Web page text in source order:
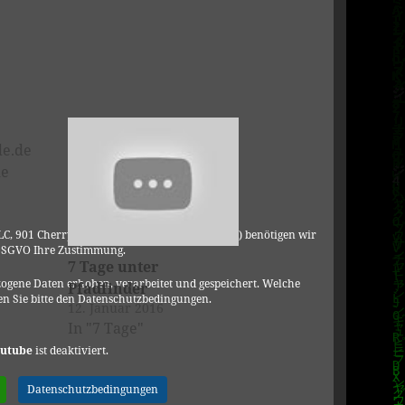
901 Cherry Ave., San Bruno, CA 94066, USA) benötigen wir
Ihre Zustimmung.
Daten erhoben, verarbeitet und gespeichert. Welche
Sie bitte den Datenschutzbedingungen.
ist deaktiviert.
Datenschutzbedingungen
7 Tage unter
Pfadfinder
12. Januar 2016